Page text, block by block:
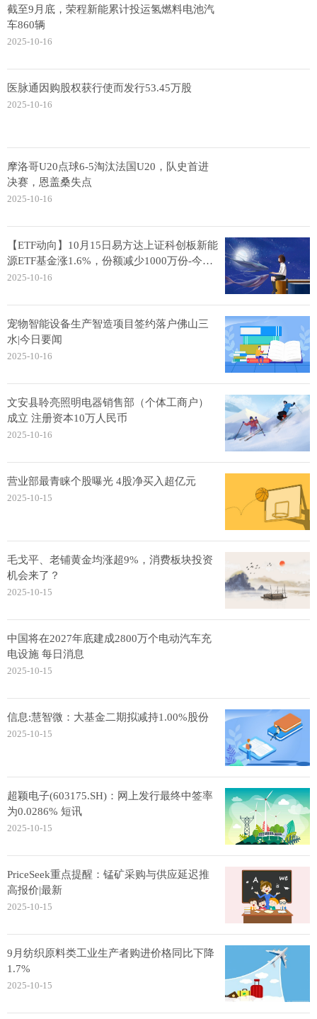
截至9月底，荣程新能累计投运氢燃料电池汽
车860辆
2025-10-16
医脉通因购股权获行使而发行53.45万股
2025-10-16
摩洛哥U20点球6-5淘汰法国U20，队史首进
决赛，恩盖桑失点
2025-10-16
【ETF动向】10月15日易方达上证科创板新能
源ETF基金涨1.6%，份额减少1000万份-今日
快看
2025-10-16
宠物智能设备生产智造项目签约落户佛山三
水|今日要闻
2025-10-16
文安县聆亮照明电器销售部（个体工商户）
成立 注册资本10万人民币
2025-10-16
营业部最青睐个股曝光 4股净买入超亿元
2025-10-15
毛戈平、老铺黄金均涨超9%，消费板块投资
机会来了？
2025-10-15
中国将在2027年底建成2800万个电动汽车充
电设施 每日消息
2025-10-15
信息:慧智微：大基金二期拟减持1.00%股份
2025-10-15
超颖电子(603175.SH)：网上发行最终中签率
为0.0286% 短讯
2025-10-15
PriceSeek重点提醒：锰矿采购与供应延迟推
高报价|最新
2025-10-15
9月纺织原料类工业生产者购进价格同比下降
1.7%
2025-10-15